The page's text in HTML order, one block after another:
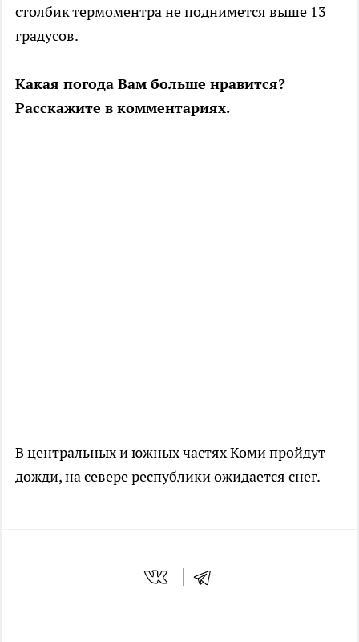
столбик термоментра не поднимется выше 13
градусов.
Какая погода Вам больше нравится?
Расскажите в комментариях.
В центральных и южных частях Коми пройдут
дожди, на севере республики ожидается снег.